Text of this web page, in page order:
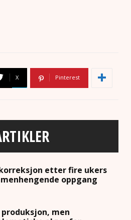
X Pinterest
etter fire ukers
oppgang
produksjon, men